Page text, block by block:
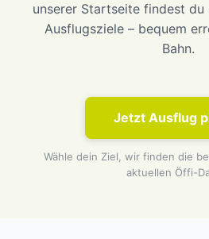
unserer Startseite findest du
Ausflugsziele – bequem
Bahn.
Jetzt Ausflug
Wähle dein Ziel, wir finden die
aktuellen Öffi-